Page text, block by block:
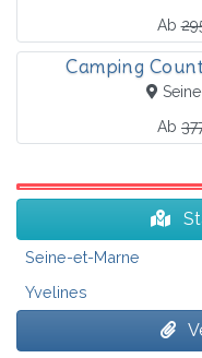
Ab
Camping
Ab
Seine-et-Marne
Yvelines